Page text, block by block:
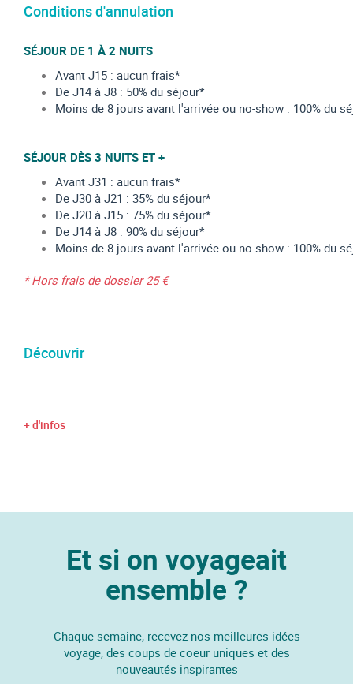
Conditions d'annulation
SÉJOUR DE 1 À 2 NUITS
Avant J15 : aucun frais*
De J14 à J8 : 50% du séjour*
Moins de 8 jours avant l'arrivée ou no-show : 100% du
SÉJOUR DÈS 3 NUITS ET +
Avant J31 : aucun frais*
De J30 à J21 : 35% du séjour*
De J20 à J15 : 75% du séjour*
De J14 à J8 : 90% du séjour*
Moins de 8 jours avant l'arrivée ou no-show : 100% du
* Hors frais de dossier 25 €
Découvrir
+ d'infos
Et si on voyageait
ensemble ?
Chaque semaine, recevez nos meilleures idées
voyage, des coups de coeur uniques et des
nouveautés inspirantes